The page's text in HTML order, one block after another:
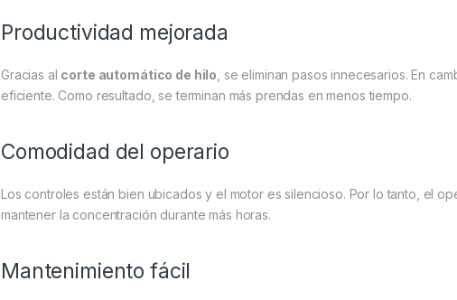
Productividad mejorada
Gracias al corte automático de hilo , se eliminan pasos innecesarios. En
eficiente. Como resultado, se terminan más prendas en menos tiempo.
Comodidad del operario
Los controles están bien ubicados y el motor es silencioso. Por lo tanto, el
mantener la concentración durante más horas.
Mantenimiento fácil